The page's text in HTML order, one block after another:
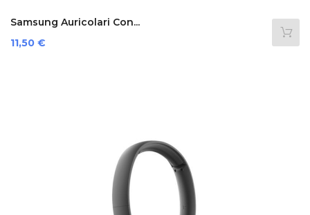
Samsung Auricolari Con...
Prezzo
11,50 €